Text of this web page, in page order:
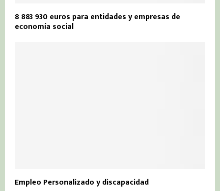
8 883 930 euros para entidades y empresas de
economía social
Empleo Personalizado y discapacidad